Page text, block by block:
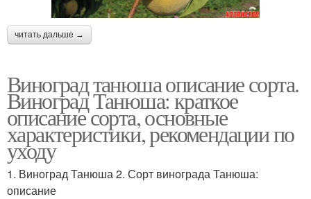
читать дальше →
Виноград танюша описание сорта.
Виноград Танюша: краткое
описание сорта, основные
характеристики, рекомендации по
уходу
1. Виноград Танюша 2. Сорт винограда Танюша:
описание